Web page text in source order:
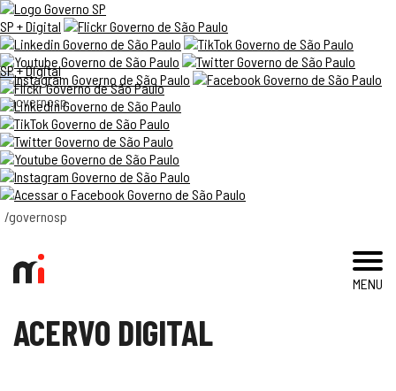
SP + Digital
/governosp
SP + Digital
/governosp
MENU
exposições e eventos
acervo e pesquisa
ACERVO DIGITAL